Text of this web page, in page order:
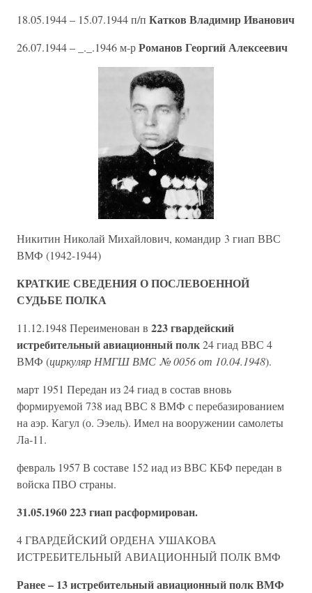
18.05.1944 – 15.07.1944 п/п Катков Владимир Иванович
26.07.1944 – _._.1946 м-рРоманов Георгий Алексеевич
Никитин Николай Михайлович, командир 3 гиап ВВС
ВМФ (1942-1944)
КРАТКИЕ СВЕДЕНИЯ О ПОСЛЕВОЕННОЙ
СУДЬБЕ ПОЛКА
11.12.1948 Переименован в 223 гвардейский
истребительный авиационный полк24 гиад ВВС 4
ВМФ (циркуляр НМГШ ВМС № 0056 от 10.04.1948).
март 1951 Передан из 24 гиад в состав вновь
формируемой 738 иад ВВС 8 ВМФ с перебазированием
на аэр. Кагул (о. Ээель). Имел на вооружении самолеты
Ла-11.
февраль 1957 В составе 152 иад из ВВС КБФ передан в
войска ПВО страны.
31.05.1960 223 гиап расформирован.
4 ГВАРДЕЙСКИЙ ОРДЕНА УШАКОВА
ИСТРЕБИТЕЛЬНЫЙ АВИАЦИОННЫЙ ПОЛК ВМФ
Ранее – 13 истребительный авиационный полк ВМФ